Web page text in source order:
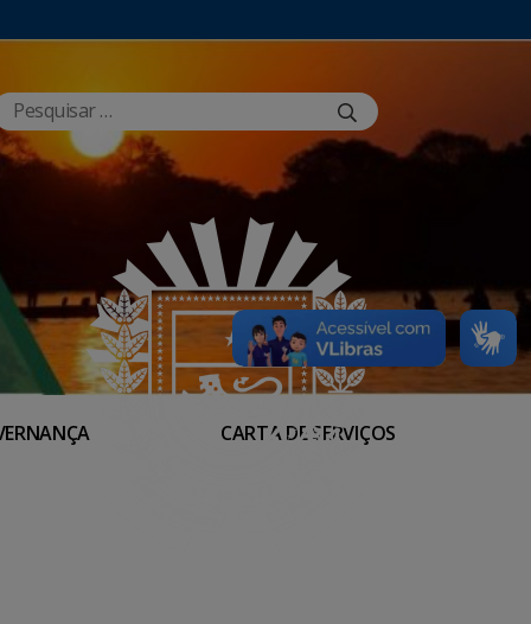
CARTA DE SERVIÇOS